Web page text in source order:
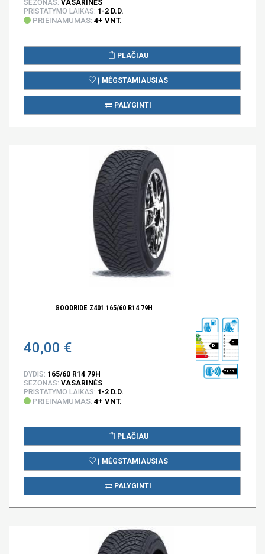
SEZONAS: VASARINĖS
PRISTATYMO LAIKAS: 1-2 D.D.
PRIEINAMUMAS: 4+ VNT.
PLAČIAU
Į MĖGSTAMIAUSIAS
PALYGINTI
GOODRIDE Z401 165/60 R14 79H
40,00 € D
C
71 DB
DYDIS: 165/60 R14 79H
SEZONAS: VASARINĖS
PRISTATYMO LAIKAS: 1-2 D.D.
PRIEINAMUMAS: 4+ VNT.
PLAČIAU
Į MĖGSTAMIAUSIAS
PALYGINTI